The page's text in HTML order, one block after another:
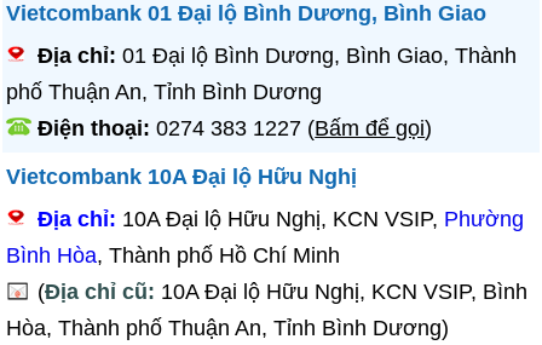
Vietcombank 01 Đại lộ Bình Dương, Bình Giao
Địa chỉ:01 Đại lộ Bình Dương, Bình Giao, Thành
phố Thuận An, Tỉnh Bình Dương
Điện thoại:0274 383 1227 (Bấm để gọi)
Vietcombank 10A Đại lộ Hữu Nghị
Địa chỉ: 10A Đại lộ Hữu Nghị, KCN VSIP, Phường
Bình Hòa, Thành phố Hồ Chí Minh
(Địa chỉ cũ: 10A Đại lộ Hữu Nghị, KCN VSIP, Bình
Hòa, Thành phố Thuận An, Tỉnh Bình Dương)